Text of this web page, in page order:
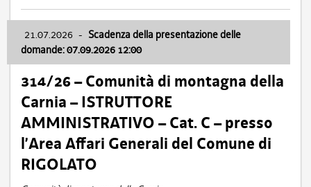
21.07.2026 - Scadenza della presentazione delle
domande: 07.09.2026 12:00
314/26 – Comunità di montagna della
Carnia – ISTRUTTORE
AMMINISTRATIVO – Cat. C – presso
l’Area Affari Generali del Comune di
RIGOLATO